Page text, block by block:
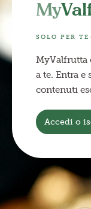
My
SOLO PER TE
MyValfrutta
a te. Entra
contenuti
Accedi o